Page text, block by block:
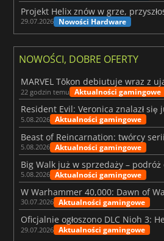
29.07.2026 Nowości Hardware
NOWOŚCI, DOBRE OFERTY
22 godzin temu Aktualności gamingowe
5.08.2026 Aktualności gamingowe
5.08.2026 Aktualności gamingowe
5.08.2026 Aktualności gamingowe
30.07.2026 Aktualności gamingowe
Oficjalnie ogłoszono DLC Nioh 3:
29.07.2026 Aktualności gamingowe